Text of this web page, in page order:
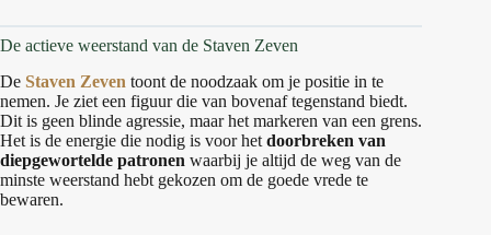
De actieve weerstand van de Staven Zeven
De Staven Zeven toont de noodzaak om je positie in te
nemen. Je ziet een figuur die van bovenaf tegenstand biedt.
Dit is geen blinde agressie, maar het markeren van een grens.
Het is de energie die nodig is voor het doorbreken van
diepgewortelde patronen waarbij je altijd de weg van de
minste weerstand hebt gekozen om de goede vrede te
bewaren.